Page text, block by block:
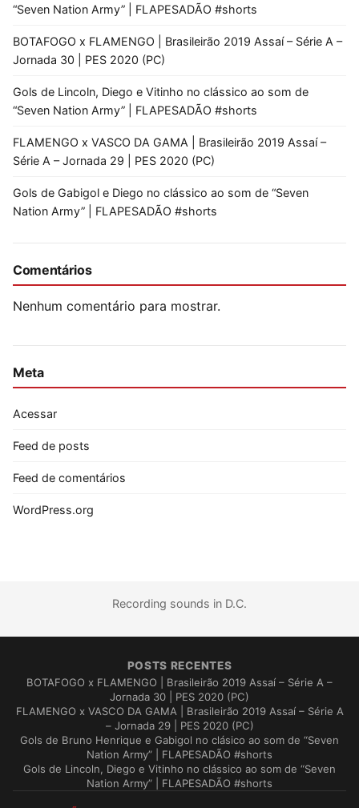
“Seven Nation Army” | FLAPESADÃO #shorts
BOTAFOGO x FLAMENGO | Brasileirão 2019 Assaí – Série A –
Jornada 30 | PES 2020 (PC)
Gols de Lincoln, Diego e Vitinho no clássico ao som de
“Seven Nation Army” | FLAPESADÃO #shorts
FLAMENGO x VASCO DA GAMA | Brasileirão 2019 Assaí –
Série A – Jornada 29 | PES 2020 (PC)
Gols de Gabigol e Diego no clássico ao som de “Seven
Nation Army” | FLAPESADÃO #shorts
Comentários
Nenhum comentário para mostrar.
Meta
Acessar
Feed de posts
Feed de comentários
WordPress.org
Recording sounds in D.C.
POSTS RECENTES
BOTAFOGO x FLAMENGO | Brasileirão 2019 Assaí – Série A –
Jornada 30 | PES 2020 (PC)
FLAMENGO x VASCO DA GAMA | Brasileirão 2019 Assaí – Série A
– Jornada 29 | PES 2020 (PC)
Gols de Bruno Henrique e Gabigol no clásico ao som de “Seven
Nation Army” | FLAPESADÃO #shorts
Gols de Lincoln, Diego e Vitinho no clássico ao som de “Seven
Nation Army” | FLAPESADÃO #shorts